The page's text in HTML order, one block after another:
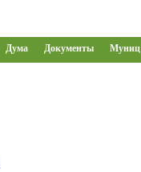
Дума Документы Муниц